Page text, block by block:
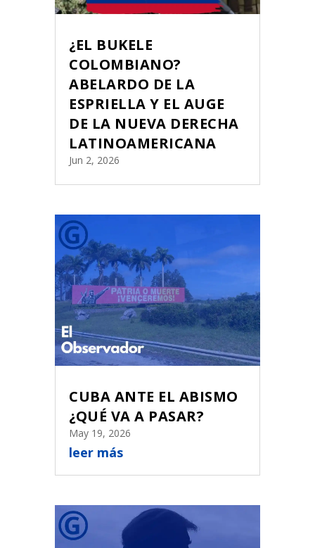
¿EL BUKELE
COLOMBIANO?
ABELARDO DE LA
ESPRIELLA Y EL AUGE
DE LA NUEVA DERECHA
LATINOAMERICANA
Jun 2, 2026
CUBA ANTE EL ABISMO
¿QUÉ VA A PASAR?
May 19, 2026
leer más